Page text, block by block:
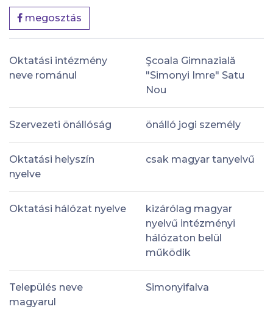
megosztás
Oktatási intézmény
neve románul
Şcoala Gimnazială
"Simonyi Imre" Satu
Nou
Szervezeti önállóság önálló jogi személy
Oktatási helyszín
nyelve
csak magyar tanyelvű
Oktatási hálózat nyelve
kizárólag magyar
nyelvű intézményi
hálózaton belül
működik
Település neve
magyarul
Simonyifalva